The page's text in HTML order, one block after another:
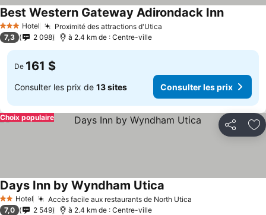
3 ÉtoilesHotel Proximité des attractions d'Utica
Best Western Gateway Adirondack Inn
7,3 2 098 à 2.4 km de : Centre-ville
De 161 $
Consulter les prix de 13 sites Consulter les prix
Partager
Choix populaire
2 Étoiles
Hotel Accès facile aux restaurants de North Utica
Days Inn by Wyndham Utica
7,0 2 549 à 2.4 km de : Centre-ville